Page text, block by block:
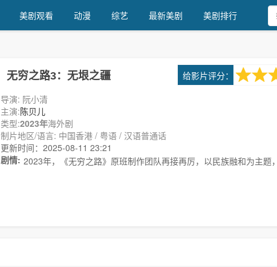
美剧观看 动漫 综艺 最新美剧 美剧排行
给影片评分：
无穷之路3：无垠之疆
导演: 阮小清
主演:陈贝儿
类型:2023年海外剧
制片地区/语言: 中国香港 / 粤语 / 汉语普通话
更新时间：2025-08-11 23:21
剧情: 2023年，《无穷之路》原班制作团队再接再厉，以民族融和为主题